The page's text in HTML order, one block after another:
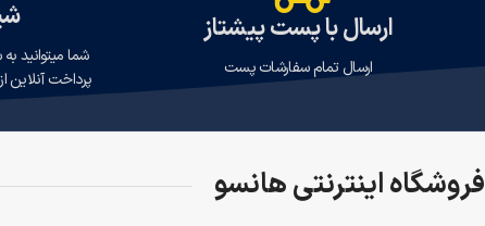
ارسال با پست پیشتاز
ارسال تمام سفارشات پست
شما میتوانید
پرداخت آنلاین
فروشگاه اینترنتی هانسو